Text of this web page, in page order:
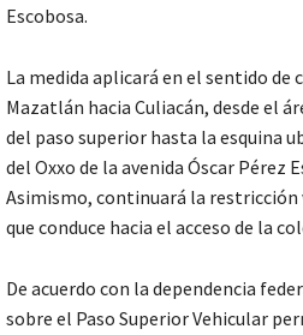
Escobosa.
La medida aplicará en el sentido de
Mazatlán hacia Culiacán, desde el
del paso superior hasta la esquina
del Oxxo de la avenida Óscar Pérez
Asimismo, continuará la
que conduce hacia el acceso de la
De acuerdo con la dependencia
sobre el Paso Superior Vehicular